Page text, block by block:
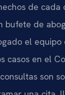
de cada
bufete de
el
casos en el
son